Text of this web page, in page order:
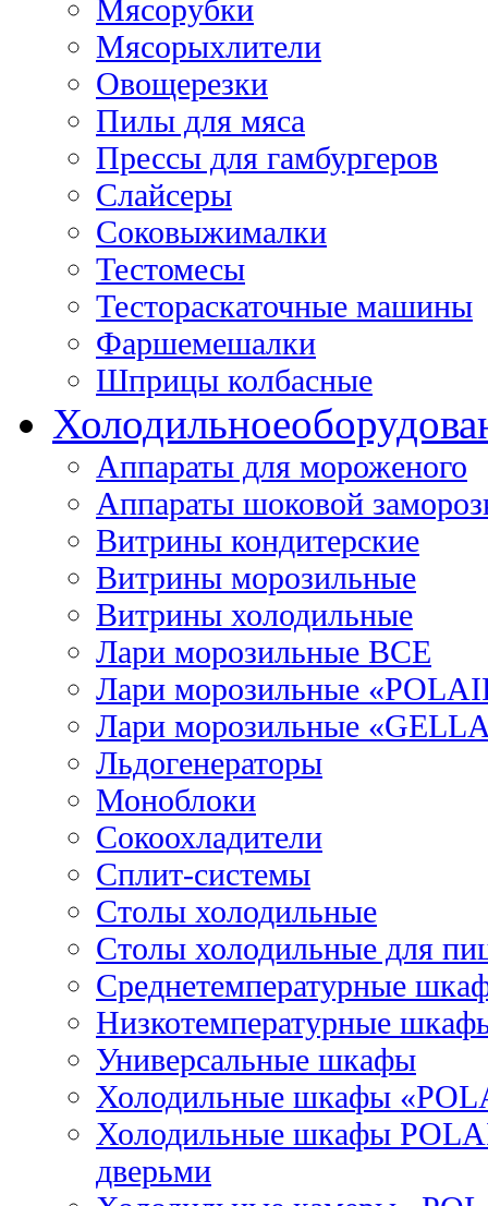
Мясорубки
Мясорыхлители
Овощерезки
Пилы для мяса
Прессы для гамбургеров
Слайсеры
Соковыжималки
Тестомесы
Тестораскаточные машины
Фаршемешалки
Шприцы колбасные
Холодильное
Аппараты для мороженого
Аппараты шоковой
Витрины кондитерские
Витрины морозильные
Витрины холодильные
Лари морозильные ВСЕ
Лари морозильные
Лари морозильные
Льдогенераторы
Моноблоки
Сокоохладители
Сплит-системы
Столы холодильные
Столы холодильные для
Среднетемпературные
Низкотемпературные
Универсальные шкафы
Холодильные шкафы
Холодильные шкафы
дверьми